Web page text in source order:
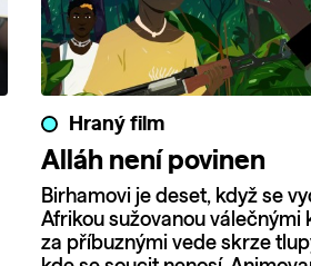
Hraný film
Alláh není povinen
Birhamovi je deset, když se
Afrikou sužovanou válečnými
za příbuznými vede skrze